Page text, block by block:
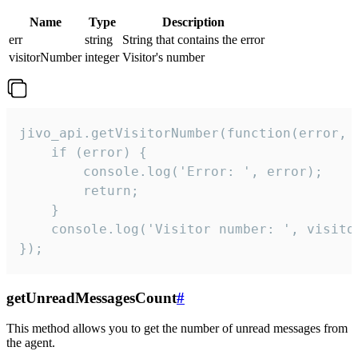
Name Type
Description
err
string
String that contains the error
visitorNumber integer Visitor's number
jivo_api.getVisitorNumber(function(error,
    if (error) {
        console.log('Error: ', error);
        return;
    }
console.log('Visitor number: ',
});
getUnreadMessagesCount#
This method allows you to get the number of unread messages from
the agent.